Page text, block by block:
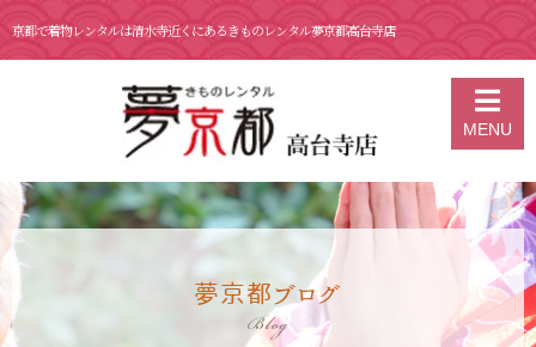
京都で着物レンタルは清水寺近くにあるきものレンタル夢京都高台寺店
MENU
京都の着物レンタル 夢京都 高台寺店
5月 19 日 清水五条
夢京都ブログ
Blog